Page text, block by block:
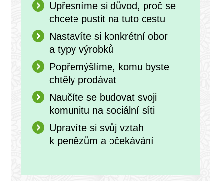
Upřesníme si důvod, proč se
chcete pustit na tuto cestu
Nastavíte si konkrétní obor
a typy výrobků
Popřemýšlíme, komu byste
chtěly prodávat
Naučíte se budovat svoji
komunitu na sociální síti
Upravíte si svůj vztah
k penězům a očekávání